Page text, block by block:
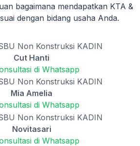
bagaimana mendapatkan KTA &
dengan bidang usaha Anda.
Cut Hanti
di Whatsapp
Mia Amelia
di Whatsapp
Novitasari
di Whatsapp